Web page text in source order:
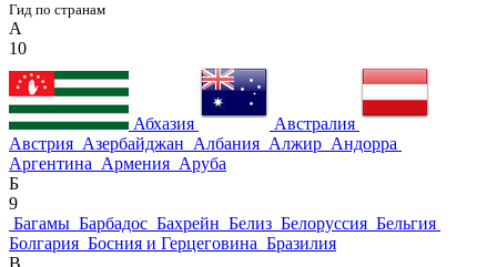
Гид по странам
А
10
Абхазия
Австралия
Австрия Азербайджан Албания Алжир Андорра
Аргентина Армения Аруба
Б
9
Багамы Барбадос Бахрейн Белиз Белоруссия Бельгия
Болгария Босния и Герцеговина Бразилия